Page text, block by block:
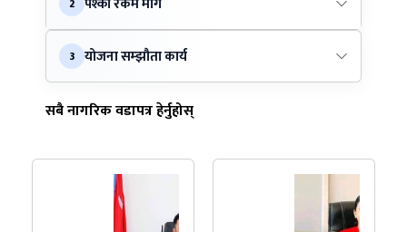
2
3 योजना सम्झौता कार्य
सबै नागरिक वडापत्र हेर्नुहोस्